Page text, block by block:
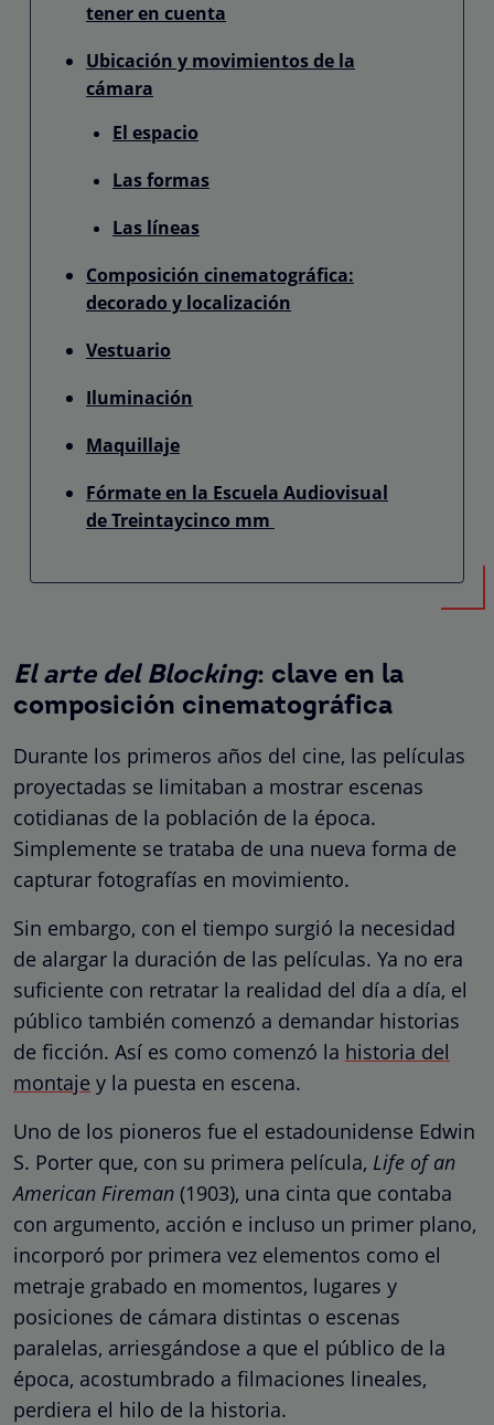
tener en cuenta
Ubicación y movimientos de la
cámara
El espacio
Las formas
Las líneas
Composición cinematográfica:
decorado y localización
Vestuario
Iluminación
Maquillaje
Fórmate en la Escuela Audiovisual
de Treintaycinco mm
El arte del Blocking: clave en la
composición cinematográfica
Durante los primeros años del cine, las películas
proyectadas se limitaban a mostrar escenas
cotidianas de la población de la época.
Simplemente se trataba de una nueva forma de
capturar fotografías en movimiento.
Sin embargo, con el tiempo surgió la necesidad
de alargar la duración de las películas. Ya no era
suficiente con retratar la realidad del día a día, el
público también comenzó a demandar historias
de ficción. Así es como comenzó la historia del
montaje y la puesta en escena.
Uno de los pioneros fue el estadounidense Edwin
S. Porter que, con su primera película, Life of an
American Fireman (1903), una cinta que contaba
con argumento, acción e incluso un primer plano,
incorporó por primera vez elementos como el
metraje grabado en momentos, lugares y
posiciones de cámara distintas o escenas
paralelas, arriesgándose a que el público de la
época, acostumbrado a filmaciones lineales,
perdiera el hilo de la historia.